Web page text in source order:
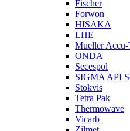
Fischer
Forwon
HISAKA
LHE
Mueller Accu-
ONDA
Secespol
SIGMA API
Stokvis
Tetra Pak
Thermowave
Vicarb